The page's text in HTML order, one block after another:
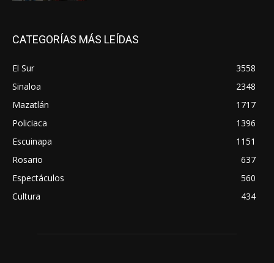
CATEGORÍAS MÁS LEÍDAS
El Sur
3558
Sinaloa
2348
Mazatlán
1717
Policiaca
1396
Escuinapa
1151
Rosario
637
Espectáculos
560
Cultura
434